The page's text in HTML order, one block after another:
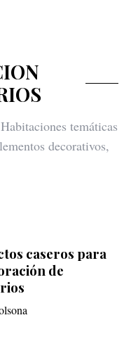
temáticas
decorativos,
caseros para
de